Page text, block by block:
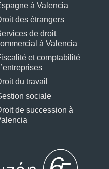
à Valencia
des étrangers
de droit
à Valencia
et comptabilité
du travail
sociale
de succession à